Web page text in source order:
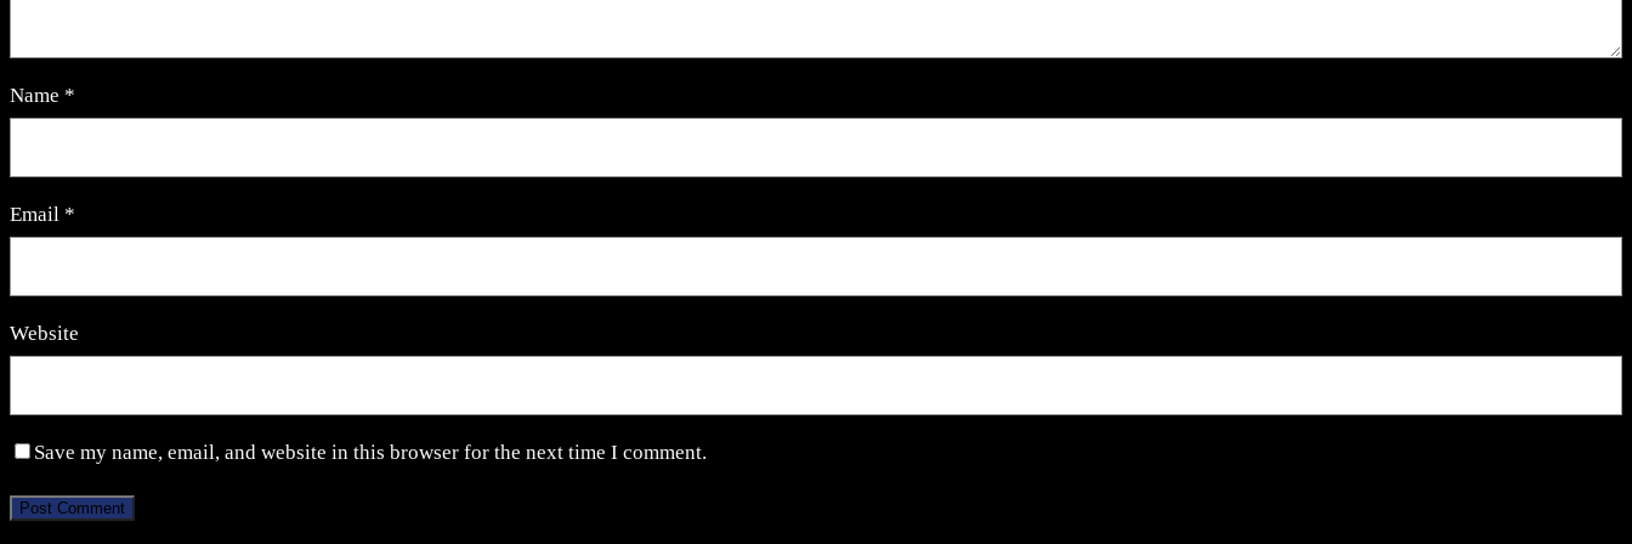
Name *
Email *
Website
Save my name, email, and website in this browser for the next time I comment.